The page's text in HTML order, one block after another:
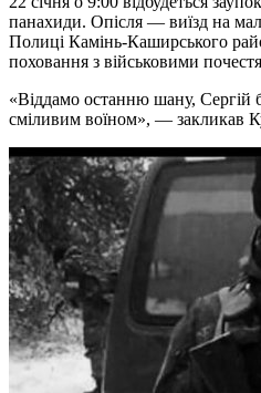
панахиди. Опісля — виїзд на
Полиці Камінь-Каширського
поховання з військовими
«Віддамо останню шану,
сміливим воїном», — закликав